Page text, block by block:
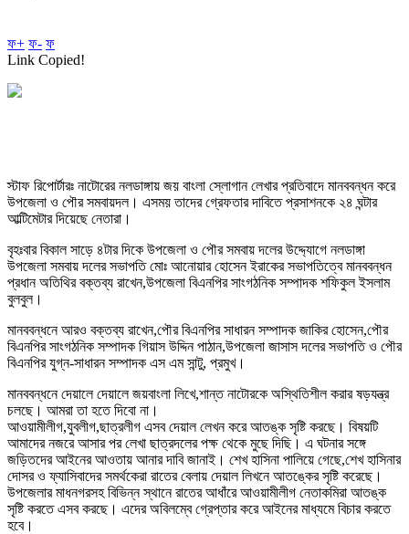
ফ+ ফ- ফ
Link Copied!
স্টাফ রিপোর্টারঃ নাটোরের নলডাঙ্গায় জয় বাংলা স্লোগান লেখার প্রতিবাদে মানববন্ধন করে
উপজেলা ও পৌর সমবায়দল। এসময় তাদের গ্রেফতার দাবিতে প্রসাশনকে ২৪ ঘন্টার
আল্টিমেটার দিয়েছে নেতারা।
বৃহঃবার বিকাল সাড়ে ৪টার দিকে উপজেলা ও পৌর সমবায় দলের উদ্দ্যোগে নলডাঙ্গা
উপজেলা সমবায় দলের সভাপতি মোঃ আনোয়ার হোসেন ইরাকের সভাপতিত্বে মানববন্ধন
প্রধান অতিথির বক্তব্য রাখেন,উপজেলা বিএনপির সাংগঠনিক সম্পাদক শফিকুল ইসলাম
বুলবুল।
মানববন্ধনে আরও বক্তব্য রাখেন,পৌর বিএনপির সাধারন সম্পাদক জাকির হোসেন,পৌর
বিএনপির সাংগঠনিক সম্পাদক গিয়াস উদ্দিন পাঠান,উপজেলা জাসাস দলের সভাপতি ও পৌর
বিএনপির যুগ্ন-সাধারন সম্পাদক এস এম সান্টু, প্রমুখ।
মানববন্ধনে দেয়ালে দেয়ালে জয়বাংলা লিখে,শান্ত নাটোরকে অস্থিতিশীল করার ষড়যন্ত্র
চলছে। আমরা তা হতে দিবো না।
আওয়ামীলীগ,যুবলীগ,ছাত্রলীগ এসব দেয়াল লেখন করে আতঙ্ক সৃষ্টি করছে। বিষয়টি
আমাদের নজরে আসার পর লেখা ছাত্রদলের পক্ষ থেকে মুছে দিছি। এ ঘটনার সঙ্গে
জড়িতদের আইনের আওতায় আনার দাবি জানাই। শেখ হাসিনা পালিয়ে গেছে,শেখ হাসিনার
দোসর ও ফ্যাসিবাদের সমর্থকেরা রাতের বেলায় দেয়াল লিখনে আতঙ্কের সৃষ্টি করেছে।
উপজেলার মাধনগরসহ বিভিন্ন স্থানে রাতের আধাঁরে আওয়ামীলীগ নেতাকমিরা আতঙ্ক
সৃষ্টি করতে এসব করছে। এদের অবিলম্বে গ্রেপ্তার করে আইনের মাধ্যমে বিচার করতে
হবে।